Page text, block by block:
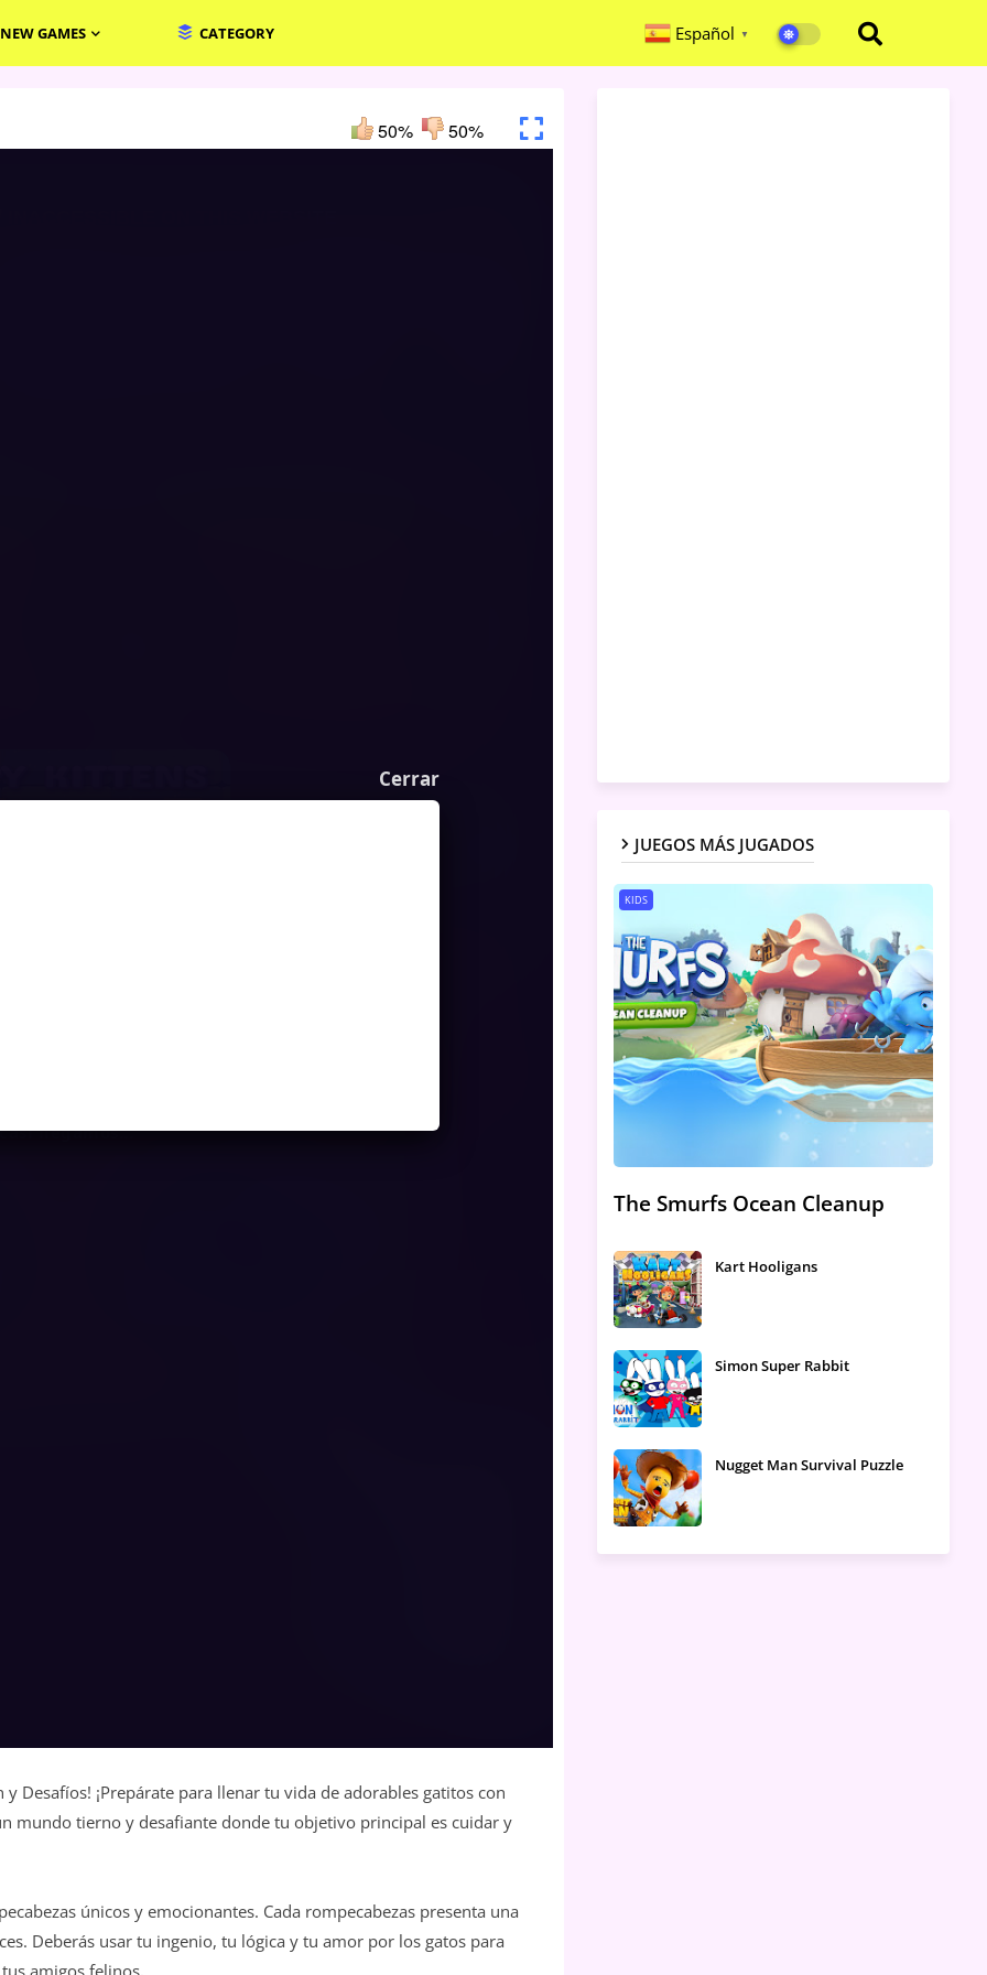
NEW GAMES CATEGORY Español ▼
50% 50%
llegamos...
Cerrar
Desafíos! ¡Prepárate para llenar tu vida de adorables gatitos con
mundo tierno y desafiante donde tu objetivo principal es cuidar y
únicos y emocionantes. Cada rompecabezas presenta una
Deberás usar tu ingenio, tu lógica y tu amor por los gatos para
amigos felinos.
JUEGOS MÁS JUGADOS
KIDS
The Smurfs Ocean Cleanup
Kart Hooligans
Simon Super Rabbit
Nugget Man Survival Puzzle